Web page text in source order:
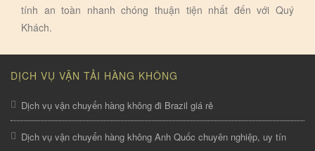
tính an toàn nhanh chóng thuận tiện nhất đến với Quý
Khách.
DỊCH VỤ VẬN TẢI HÀNG KHÔNG
Dịch vụ vận chuyển hàng không đi Brazil giá rẻ
Dịch vụ vận chuyển hàng không Anh Quốc chuyên nghiệp, uy tín